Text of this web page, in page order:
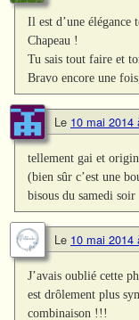
Il est d’une élégance
Chapeau !
Tu sais tout faire et
Bravo encore une
Le 10 mai 2014
tellement gai et
(bien sûr c’est une
bisous du samedi soir
Le 10 mai 2014
J’avais oublié cette
est drôlement plus
combinaison !!!